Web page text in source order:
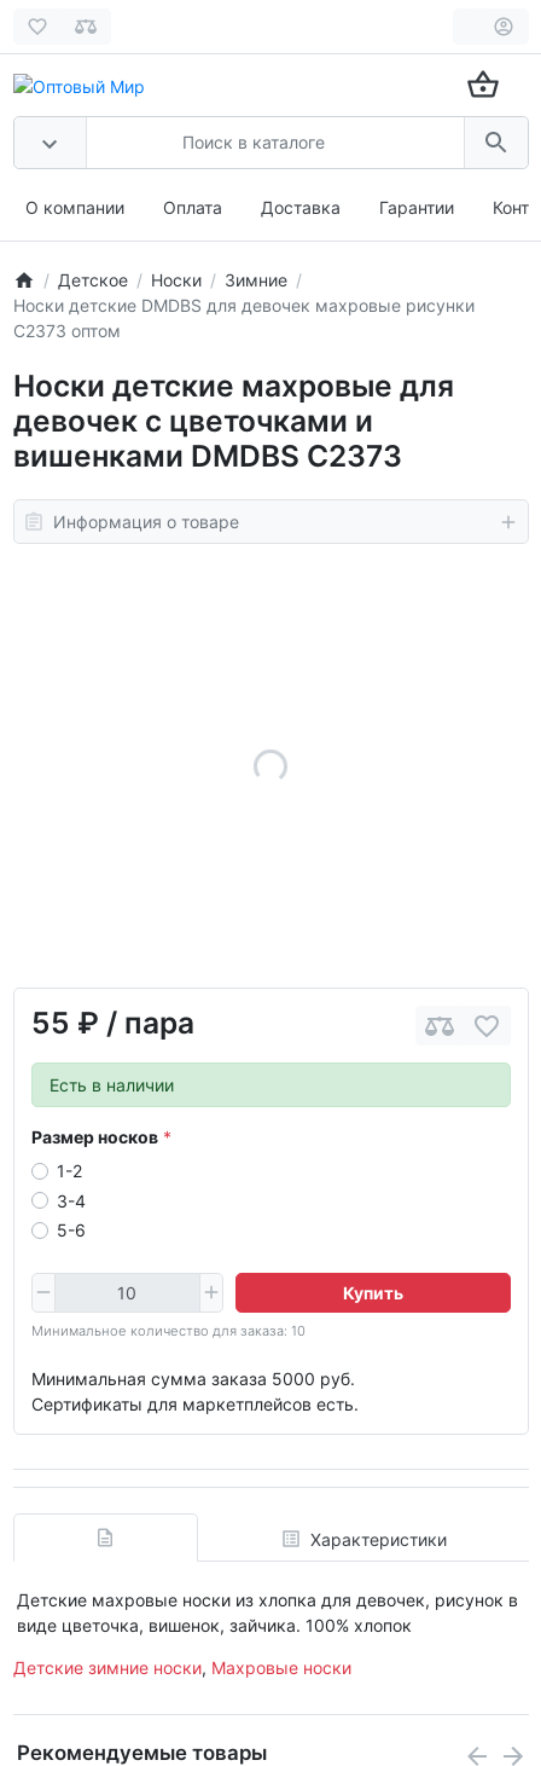
О компании Оплата Доставка Гарантии
Детское Носки
Зимние
Носки детские DMDBS для девочек махровые рисунки
С2373 оптом
Носки детские махровые для
девочек с цветочками и
вишенками DMDBS С2373
Информация о товаре
55 ₽ / пара
Есть в наличии
Размер носков
1-2
3-4
5-6
Купить
Минимальное количество для заказа: 10
Минимальная сумма заказа 5000 руб.
Сертификаты для маркетплейсов есть.
Характеристики
Детские махровые носки из хлопка для девочек, рисунок в
виде цветочка, вишенок, зайчика. 100% хлопок
Детские зимние носки, Махровые носки
Рекомендуемые товары